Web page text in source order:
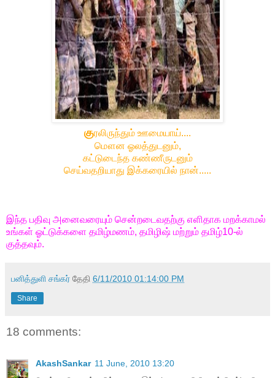
குரலிருந்தும் ஊமையாய்....
மௌன ஓலத்துடனும்,
கட்டுடைந்த கண்ணீருடனும்
செய்வதறியாது இக்கரையில் நான்.....
இந்த பதிவு அனைவரையும் சென்றடைவதற்கு எளிதாக மறக்காமல்
உங்கள் ஓட்டுக்களை தமிழ்மணம், தமிழிஷ் மற்றும் தமிழ்10-ல்
குத்தவும்.
பனித்துளி சங்கர் தேதி 6/11/2010 01:14:00 PM
Share
18 comments:
AkashSankar 11 June, 2010 13:20